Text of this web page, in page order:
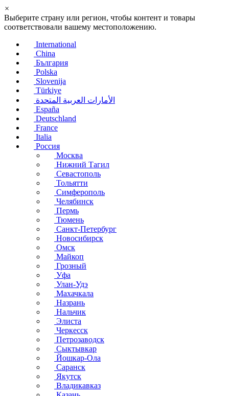
×
Выберите страну или регион, чтобы контент и товары
соответствовали вашему местоположению.
International
China
България
Polska
Slovenija
Türkiye
الأمارات العربية المتحدة
España
Deutschland
France
Italia
Россия
Москва
Нижний Тагил
Севастополь
Тольятти
Симферополь
Челябинск
Пермь
Тюмень
Санкт-Петербург
Новосибирск
Омск
Майкоп
Грозный
Уфа
Улан-Удэ
Махачкала
Назрань
Нальчик
Элиста
Черкесск
Петрозаводск
Сыктывкар
Йошкар-Ола
Саранск
Якутск
Владикавказ